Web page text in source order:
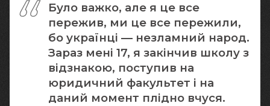
Було важко, але я це все
пережив, ми це все пережили,
бо українці — незламний народ.
Зараз мені 17, я закінчив школу з
відзнакою, поступив на
юридичний факультет і на
даний момент плідно вчуся.